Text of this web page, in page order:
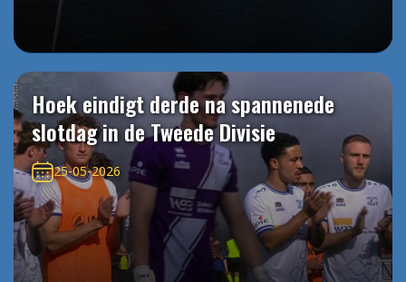
Hoek eindigt derde na spannenede
slotdag in de Tweede Divisie
25-05-2026